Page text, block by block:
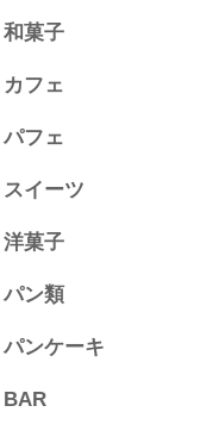
和菓子
カフェ
パフェ
スイーツ
洋菓子
パン類
パンケーキ
BAR